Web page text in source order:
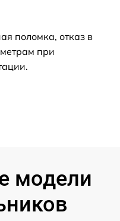
поломка, отказ в
при
модели